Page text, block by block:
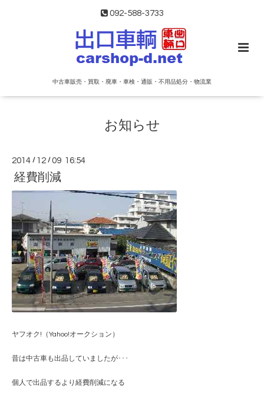
092-588-3733
中古車販売・買取・廃車・車検・通販・不用品処分・物流業
お知らせ
2014 / 12 /09 16:54
経費削減
ヤフオク!（Yahoo!オークション）
昔は中古車も出品していましたが･･･
個人で出品するより経費削減になる